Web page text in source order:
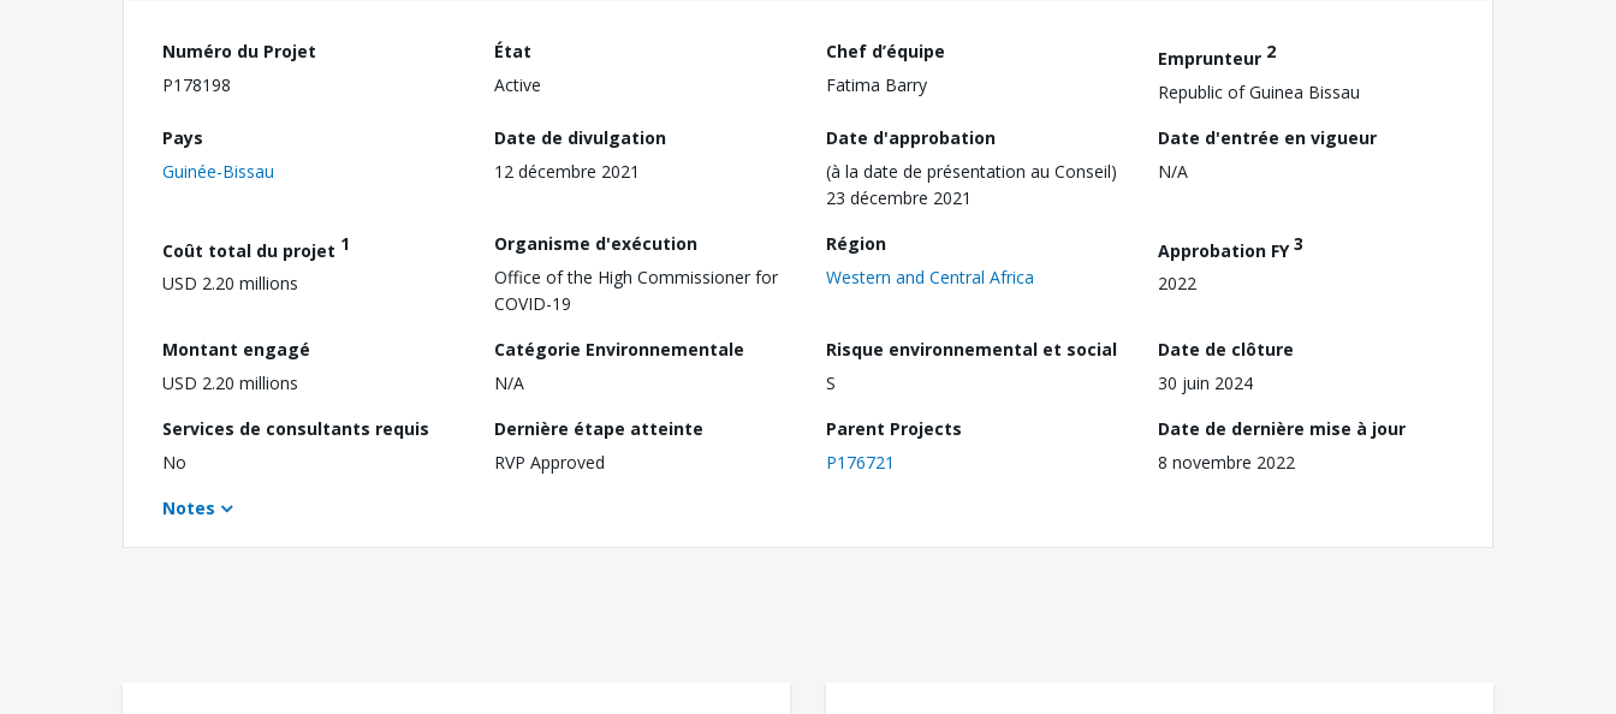
Numéro du Projet
P178198
État
Active
Chef d’équipe
Fatima Barry
Emprunteur 2
Republic of Guinea Bissau
Pays
Guinée-Bissau
Date de divulgation
12 décembre 2021
Date d'approbation
(à la date de présentation au Conseil)
23 décembre 2021
Date d'entrée en vigueur
N/A
Coût total du projet 1
USD 2.20 millions
Organisme d'exécution
Office of the High Commissioner for
COVID-19
Région
Western and Central Africa
Approbation FY3
2022
Montant engagé
USD 2.20 millions
Catégorie Environnementale
N/A
Risque environnemental et social
S
Date de clôture
30 juin 2024
Services de consultants requis
No
Dernière étape atteinte
RVP Approved
Parent Projects
P176721
Date de dernière mise à jour
8 novembre 2022
Notes